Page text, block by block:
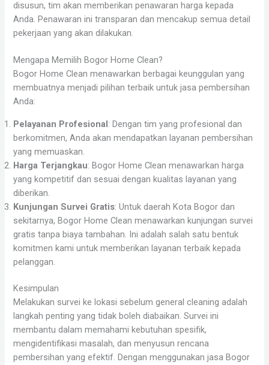
disusun, tim akan memberikan penawaran harga kepada
Anda. Penawaran ini transparan dan mencakup semua detail
pekerjaan yang akan dilakukan.
Mengapa Memilih Bogor Home Clean?
Bogor Home Clean menawarkan berbagai keunggulan yang
membuatnya menjadi pilihan terbaik untuk jasa pembersihan
Anda:
Pelayanan Profesional: Dengan tim yang profesional dan
berkomitmen, Anda akan mendapatkan layanan pembersihan
yang memuaskan.
Harga Terjangkau: Bogor Home Clean menawarkan harga
yang kompetitif dan sesuai dengan kualitas layanan yang
diberikan.
Kunjungan Survei Gratis: Untuk daerah Kota Bogor dan
sekitarnya, Bogor Home Clean menawarkan kunjungan survei
gratis tanpa biaya tambahan. Ini adalah salah satu bentuk
komitmen kami untuk memberikan layanan terbaik kepada
pelanggan.
Kesimpulan
Melakukan survei ke lokasi sebelum general cleaning adalah
langkah penting yang tidak boleh diabaikan. Survei ini
membantu dalam memahami kebutuhan spesifik,
mengidentifikasi masalah, dan menyusun rencana
pembersihan yang efektif. Dengan menggunakan jasa Bogor